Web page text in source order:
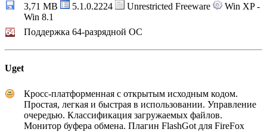
3,71 MB
5.1.0.2224 Unrestricted Freeware
Win XP -
Win 8.1
Поддержка 64-разрядной ОС
Uget
Кросс-платформенная с открытым исходным кодом.
Простая, легкая и быстрая в использовании. Управление
очередью. Классификация загружаемых файлов.
Монитор буфера обмена. Плагин FlashGot для FireFox